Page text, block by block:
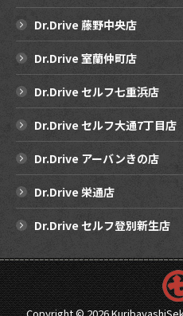
Dr.Drive 藤野中央店
Dr.Drive 室蘭仲町店
Dr.Drive セルフ七重浜店
Dr.Drive セルフ大通7丁目店
Dr.Drive アーバンきの店
Dr.Drive 栄通店
Dr.Drive セルフ登別新生店
Copyright ©2026